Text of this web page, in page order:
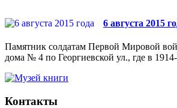
6 августа 2015
Памятник солдатам Первой Мировой
дома № 4 по Георгиевской ул., где в
Контакты